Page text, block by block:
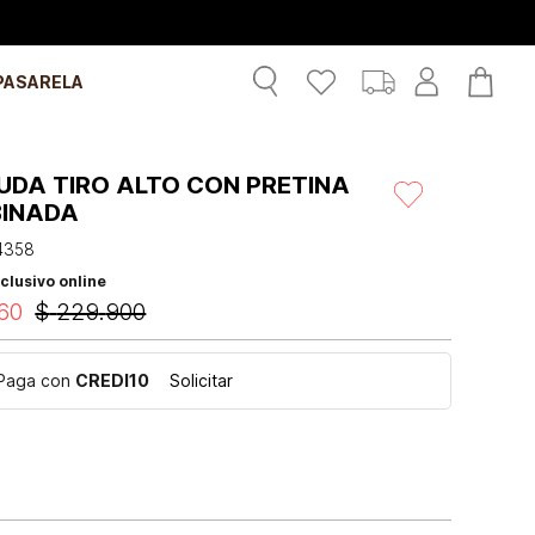
TIRO ALTO CON PRETINA
online
$ 229.900
con CREDI10 Solicitar